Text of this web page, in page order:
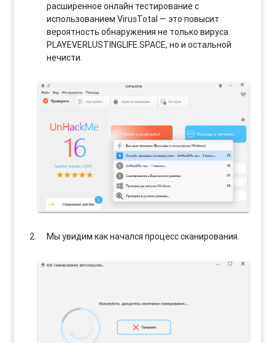
расширенное онлайн тестирование с
использованием VirusTotal — это повысит
вероятность обнаружения не только вируса
PLAYEVERLUSTINGLIFE.SPACE, но и остальной
нечисти.
Мы увидим как начался процесс сканирования.